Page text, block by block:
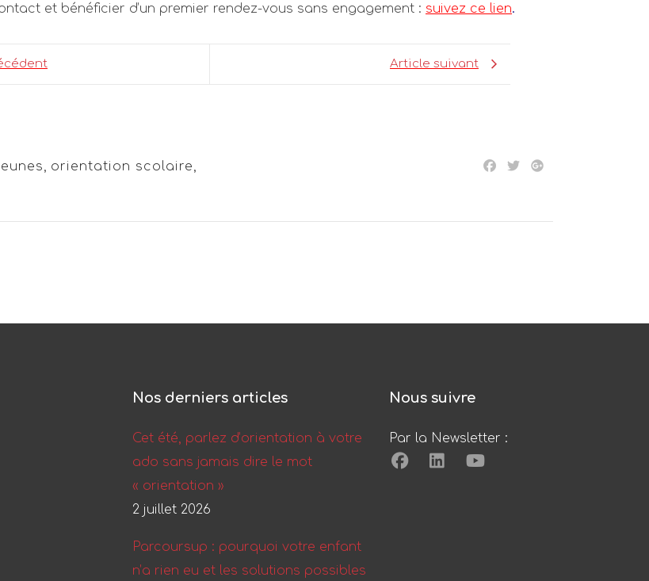
et bénéficier d’un premier rendez-vous sans engagement : suivez ce lien.
Article suivant
, orientation scolaire,
site
« orientation »
2 juillet 2026
Parcoursup : pourquoi votre enfant
n’a rien eu et les solutions possibles
12 juin 2026
Comment parler d’orientation